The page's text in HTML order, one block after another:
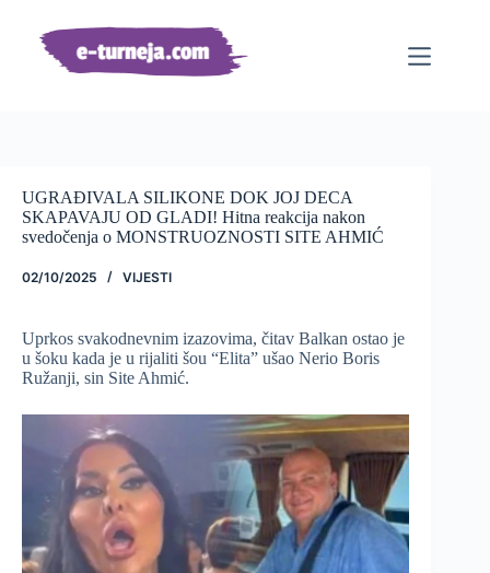
sadržaj
UGRAĐIVALA SILIKONE DOK JOJ DECA
SKAPAVAJU OD GLADI! Hitna reakcija nakon
svedočenja o MONSTRUOZNOSTI SITE AHMIĆ
02/10/2025 VIJESTI
Uprkos svakodnevnim izazovima, čitav Balkan ostao je
u šoku kada je u rijaliti šou “Elita” ušao Nerio Boris
Ružanji, sin Site Ahmić.